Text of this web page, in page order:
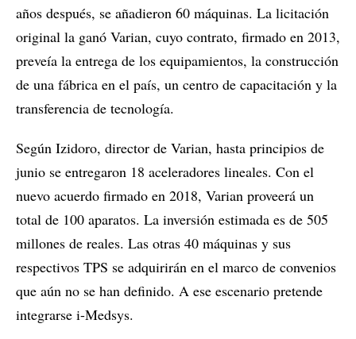
años después, se añadieron 60 máquinas. La licitación
original la ganó Varian, cuyo contrato, firmado en 2013,
preveía la entrega de los equipamientos, la construcción
de una fábrica en el país, un centro de capacitación y la
transferencia de tecnología.
Según Izidoro, director de Varian, hasta principios de
junio se entregaron 18 aceleradores lineales. Con el
nuevo acuerdo firmado en 2018, Varian proveerá un
total de 100 aparatos. La inversión estimada es de 505
millones de reales. Las otras 40 máquinas y sus
respectivos TPS se adquirirán en el marco de convenios
que aún no se han definido. A ese escenario pretende
integrarse i-Medsys.